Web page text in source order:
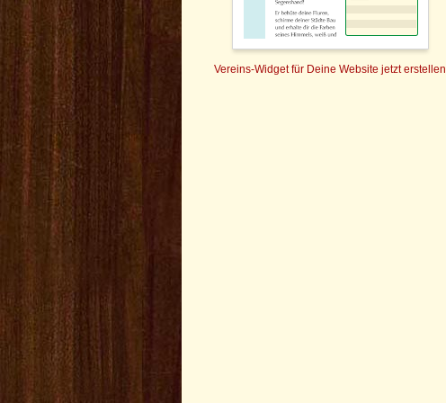
Vereins-Widget für Deine Website jetzt erstellen